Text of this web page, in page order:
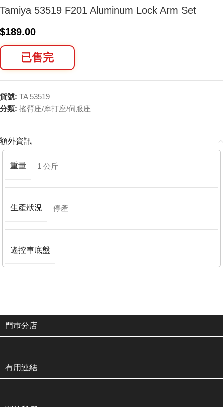
Tamiya 53519 F201 Aluminum Lock Arm Set
$189.00
已售完
貨號: TA 53519
分類: 搖臂座/摩打座/伺服座
額外資訊
重量 1 公斤
生產狀況 停產
遙控車底盤
門巿分店
有用連結